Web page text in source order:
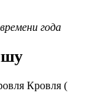
года
Кровля (